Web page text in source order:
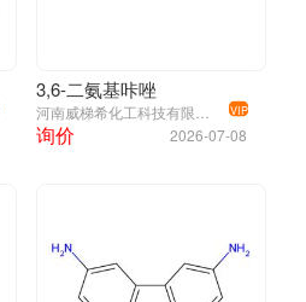
3,6-二氨基咔唑
VIP
2026-07-08
询价